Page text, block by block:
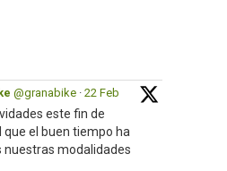
@granabike · 22 Feb
este fin de
que el buen tiempo ha
nuestras modalidades